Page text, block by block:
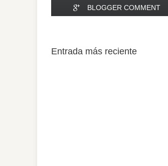
BLOGGER COMMENT
Entrada más reciente